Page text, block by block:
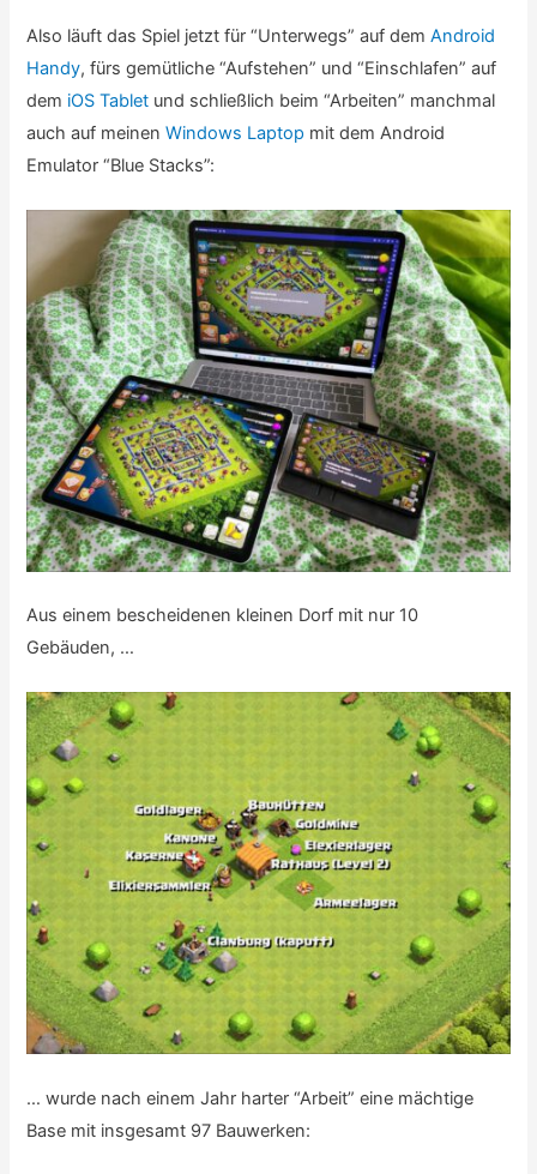
Also läuft das Spiel jetzt für “Unterwegs” auf demAndroid
Handy, fürs gemütliche “Aufstehen” und “Einschlafen” auf
dem iOS Tablet und schließlich beim “Arbeiten” manchmal
auch auf meinenWindows Laptop mit dem Android
Emulator “Blue Stacks”:
Aus einem bescheidenen kleinen Dorf mit nur 10
Gebäuden, …
… wurde nach einem Jahr harter “Arbeit” eine mächtige
Base mit insgesamt 97 Bauwerken: